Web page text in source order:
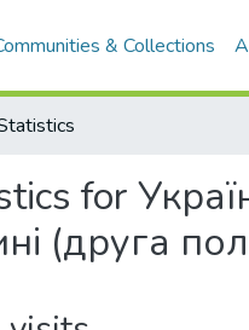
& Collections
for
(друга